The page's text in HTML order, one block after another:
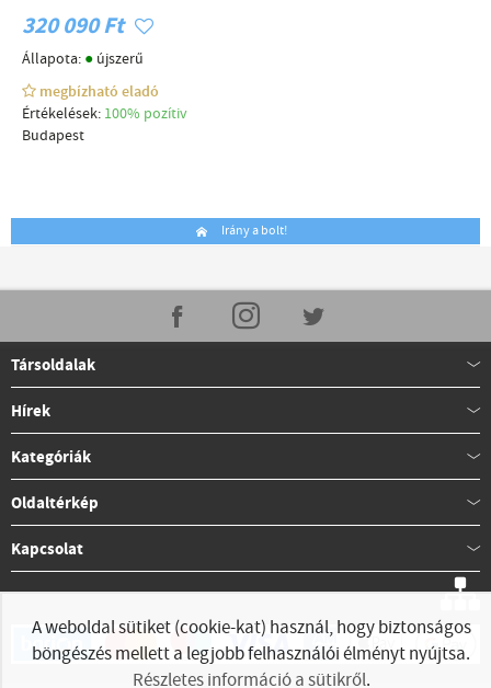
320 090 Ft
Állapota: ● újszerű
megbízható eladó
Értékelések: 100% pozítiv
Budapest
Irány a bolt!
Társoldalak
Hírek
Kategóriák
Oldaltérkép
Kapcsolat
A weboldal sütiket (cookie-kat) használ, hogy biztonságos
böngészés mellett a legjobb felhasználói élményt nyújtsa.
Részletes információ a sütikről.